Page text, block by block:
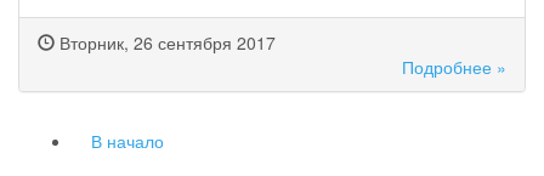
Вторник, 26 сентября 2017
Подробнее »
В начало